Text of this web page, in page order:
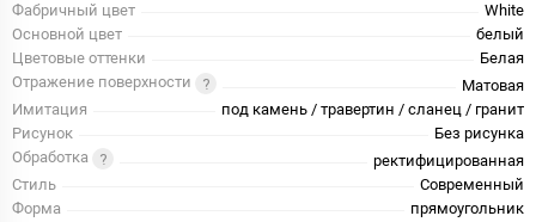
Фабричный цвет
White
Основной цвет
белый
Цветовые оттенки
Белая
Отражение поверхности
Матовая
Имитация
под камень / травертин / сланец / гранит
Рисунок
Без рисунка
Обработка
ректифицированная
Стиль
Современный
Форма
прямоугольник